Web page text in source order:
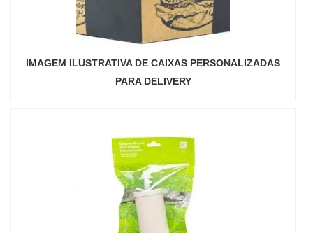
IMAGEM ILUSTRATIVA DE CAIXAS PERSONALIZADAS
PARA DELIVERY